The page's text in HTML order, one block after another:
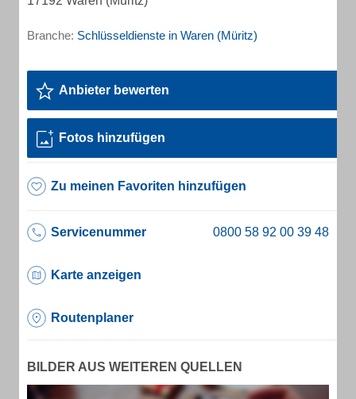
Branche: Schlüsseldienste in Waren (Müritz)
Anbieter bewerten
Fotos hinzufügen
Zu meinen Favoriten hinzufügen
Servicenummer
Karte anzeigen
Routenplaner
BILDER AUS WEITEREN QUELLEN